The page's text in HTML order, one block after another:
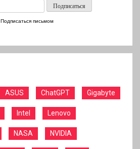
Подписаться письмом
ASUS ChatGPT Gigabyte
Intel Lenovo
NASA NVIDIA